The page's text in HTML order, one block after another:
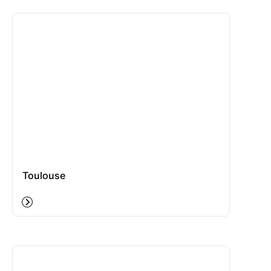
Toulouse